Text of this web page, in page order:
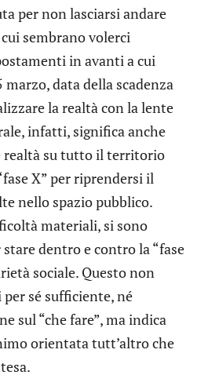
per non lasciarsi andare
sembrano volerci
in avanti a cui
data della scadenza
la realtà con la lente
infatti, significa anche
realtà su tutto il territorio
X” per riprendersi il
nello spazio pubblico.
materiali, si sono
dentro e contro la “fase
sociale. Questo non
sé sufficiente, né
sul “che fare”, ma indica
orientata tutt’altro che